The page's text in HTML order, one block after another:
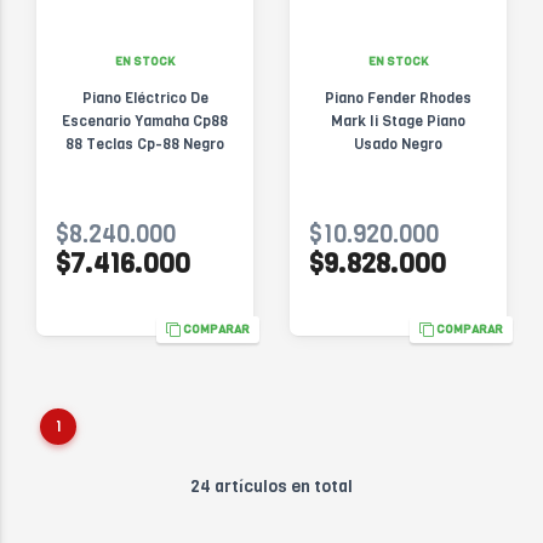
EN STOCK
Piano Eléctrico De
Escenario Yamaha Cp88
88 Teclas Cp-88 Negro
$8.240.000
$7.416.000
COMPARAR
EN STOCK
Piano Fender Rhodes
Mark Ii Stage Piano
Usado Negro
$10.920.000
$9.828.000
COMPARAR
1
24 artículos en total